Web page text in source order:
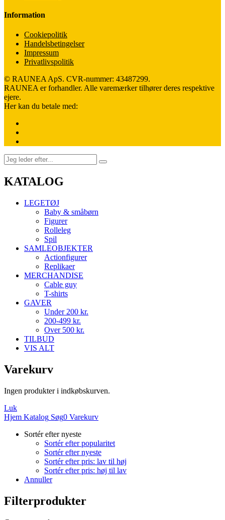
Information
Cookiepolitik
Handelsbetingelser
Impressum
Privatlivspolitik
© RAUNEA ApS. CVR-nummer: 43487299.
RAUNEA er forhandler. Alle varemærker tilhører deres respektive
ejere.
Her kan du betale med:
KATALOG
LEGETØJ
Baby & småbørn
Figurer
Rolleleg
Spil
SAMLEOBJEKTER
Actionfigurer
Replikaer
MERCHANDISE
Cable guy
T-shirts
GAVER
Under 200 kr.
200-499 kr.
Over 500 kr.
TILBUD
VIS ALT
Varekurv
Ingen produkter i indkøbskurven.
Luk
Hjem Katalog Søg0 Varekurv
Sortér efter nyeste
Sortér efter popularitet
Sortér efter nyeste
Sortér efter pris: lav til høj
Sortér efter pris: høj til lav
Annuller
Filterprodukter